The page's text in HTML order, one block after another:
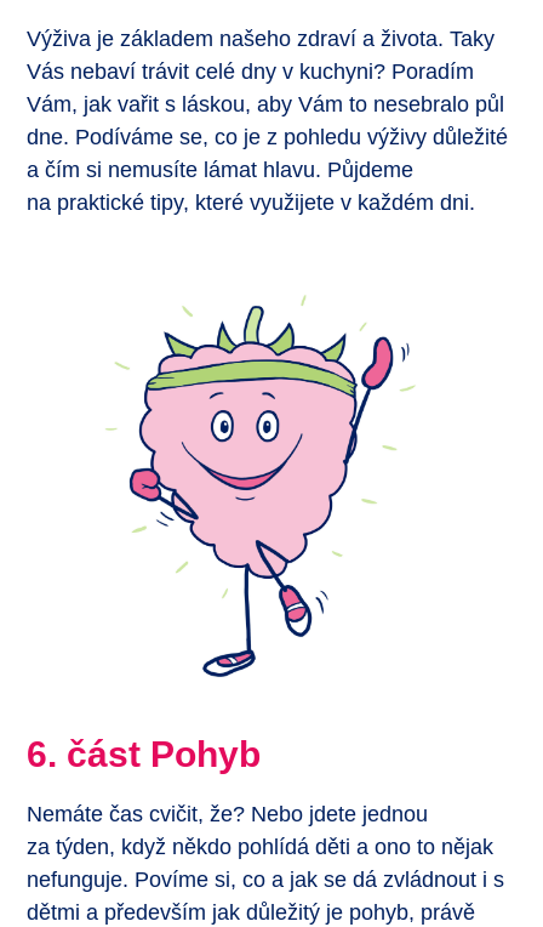
Výživa je základem našeho zdraví a života. Taky
Vás nebaví trávit celé dny v kuchyni? Poradím
Vám, jak vařit s láskou, aby Vám to nesebralo půl
dne. Podíváme se, co je z pohledu výživy důležité
a čím si nemusíte lámat hlavu. Půjdeme
na praktické tipy, které využijete v každém dni.
6. část Pohyb
Nemáte čas cvičit, že? Nebo jdete jednou
za týden, když někdo pohlídá děti a ono to nějak
nefunguje. Povíme si, co a jak se dá zvládnout i s
dětmi a především jak důležitý je pohyb, právě